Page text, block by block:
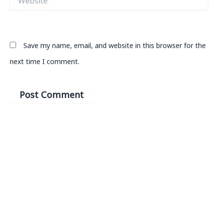
Save my name, email, and website in this browser for the
next time I comment.